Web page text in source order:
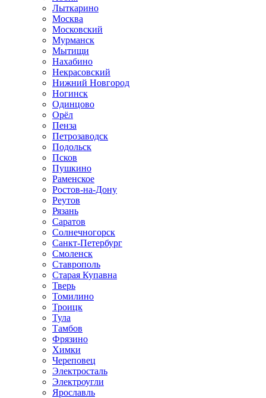
Лыткарино
Москва
Московский
Мурманск
Мытищи
Нахабино
Некрасовский
Нижний Новгород
Ногинск
Одинцово
Орёл
Пенза
Петрозаводск
Подольск
Псков
Пушкино
Раменское
Ростов-на-Дону
Реутов
Рязань
Саратов
Солнечногорск
Санкт-Петербург
Смоленск
Ставрополь
Старая Купавна
Тверь
Томилино
Троицк
Тула
Тамбов
Фрязино
Химки
Череповец
Электросталь
Электроугли
Ярославль